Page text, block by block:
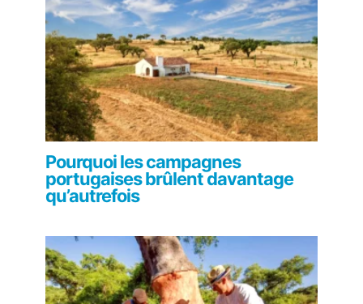
Pourquoi les campagnes
portugaises brûlent davantage
qu’autrefois